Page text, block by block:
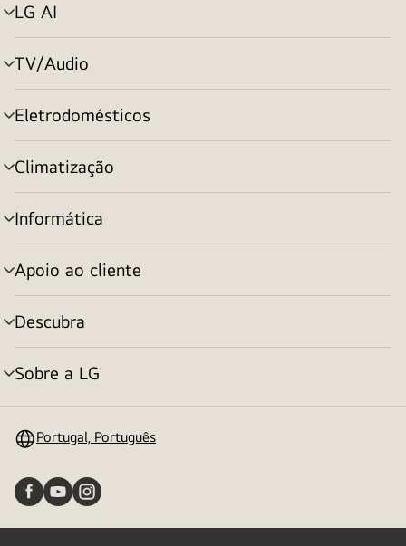
LG AI
alternar
menu
TV/Audio
alternar
menu
Eletrodomésticos
alternar
menu
Climatização
alternar
menu
Informática
alternar
menu
Apoio ao cliente
alternar
menu
Descubra
alternar
menu
Sobre a LG
alternar
Portugal, Português